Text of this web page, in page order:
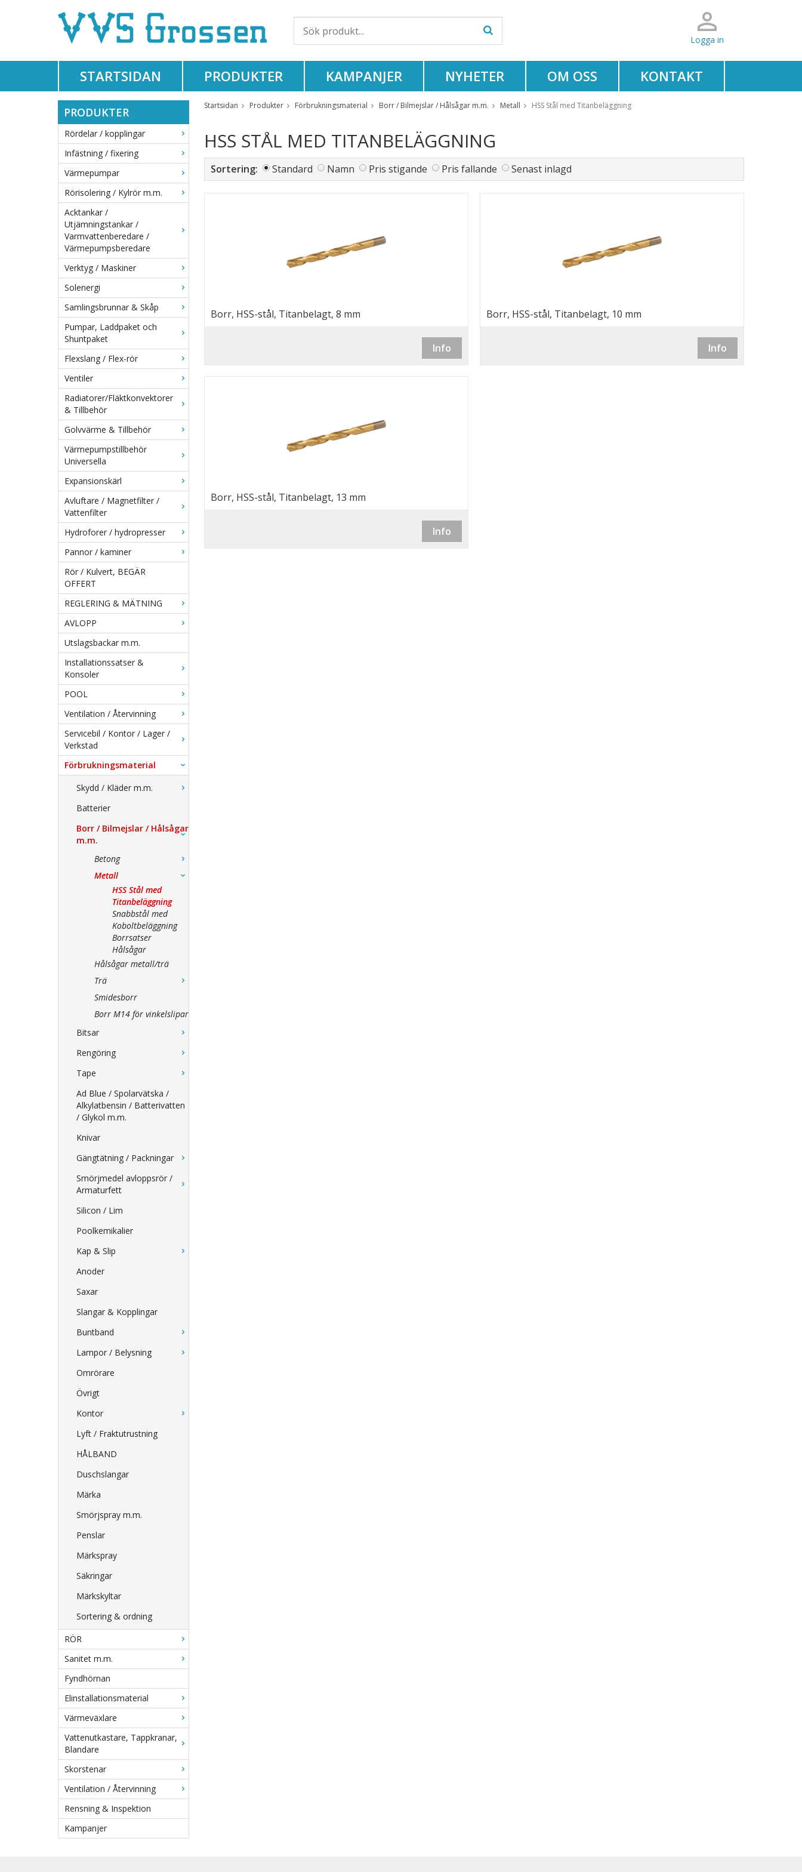
Logga in
STARTSIDAN PRODUKTER KAMPANJER NYHETER OM OSS KONTAKT
PRODUKTER
Rördelar / kopplingar
Infästning / fixering
Värmepumpar
Rörisolering / Kylrör m.m.
Acktankar /
Utjämningstankar /
Varmvattenberedare /
Värmepumpsberedare
Verktyg / Maskiner
Solenergi
Samlingsbrunnar & Skåp
Pumpar, Laddpaket och
Shuntpaket
Flexslang / Flex-rör
Ventiler
Radiatorer/Fläktkonvektorer
& Tillbehör
Golvvärme & Tillbehör
Värmepumpstillbehör
Universella
Expansionskärl
Avluftare / Magnetfilter /
Vattenfilter
Hydroforer / hydropresser
Pannor / kaminer
Rör / Kulvert, BEGÄR
OFFERT
REGLERING & MÄTNING
AVLOPP
Utslagsbackar m.m.
Installationssatser &
Konsoler
POOL
Ventilation / Återvinning
Servicebil / Kontor / Lager /
Verkstad
Förbrukningsmaterial
Skydd / Kläder m.m.
Batterier
Borr / Bilmejslar / Hålsågar
m.m.
Betong
Metall
HSS Stål med
Titanbeläggning
Snabbstål med
Koboltbeläggning
Borrsatser
Hålsågar
Hålsågar metall/trä
Trä
Smidesborr
Borr M14 för vinkelslipar
Bitsar
Rengöring
Tape
Ad Blue / Spolarvätska /
Alkylatbensin / Batterivatten
/ Glykol m.m.
Knivar
Gängtätning / Packningar
Smörjmedel avloppsrör /
Armaturfett
Silicon / Lim
Poolkemikalier
Kap & Slip
Anoder
Saxar
Slangar & Kopplingar
Buntband
Lampor / Belysning
Omrörare
Övrigt
Kontor
Lyft / Fraktutrustning
HÅLBAND
Duschslangar
Märka
Smörjspray m.m.
Penslar
Märkspray
Säkringar
Märkskyltar
Sortering & ordning
RÖR
Sanitet m.m.
Fyndhörnan
Elinstallationsmaterial
Värmeväxlare
Vattenutkastare, Tappkranar,
Blandare
Skorstenar
Ventilation / Återvinning
Rensning & Inspektion
Kampanjer
Startsidan Produkter Förbrukningsmaterial Borr / Bilmejslar / Hålsågar m.m. Metall HSS Stål med Titanbeläggning
HSS STÅL MED TITANBELÄGGNING
Sortering: Standard Namn Pris stigande Pris fallande Senast inlagd
Borr, HSS-stål, Titanbelagt, 8 mm
Info
Borr, HSS-stål, Titanbelagt, 10 mm
Info
Borr, HSS-stål, Titanbelagt, 13 mm
Info